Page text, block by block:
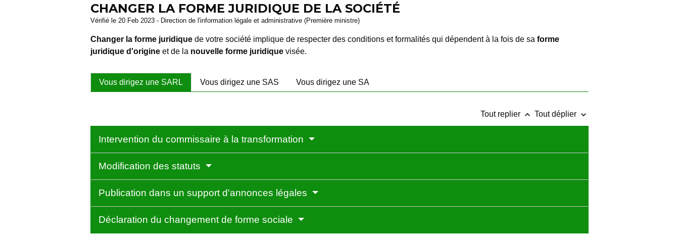
CHANGER LA FORME JURIDIQUE DE LA SOCIÉTÉ
Vérifié le 20 Feb 2023 - Direction de l'information légale et administrative (Première ministre)
Changer la forme juridique de votre société implique de respecter des conditions et formalités qui dépendent à la fois de saforme
juridique d'origine et de la nouvelle forme juridique visée.
Vous dirigez une SARL Vous dirigez une SAS Vous dirigez une SA
Tout replier keyboard_arrow_up Tout déplier keyboard_arrow_down
Intervention du commissaire à la transformation
Modification des statuts
Publication dans un support d'annonces légales
Déclaration du changement de forme sociale